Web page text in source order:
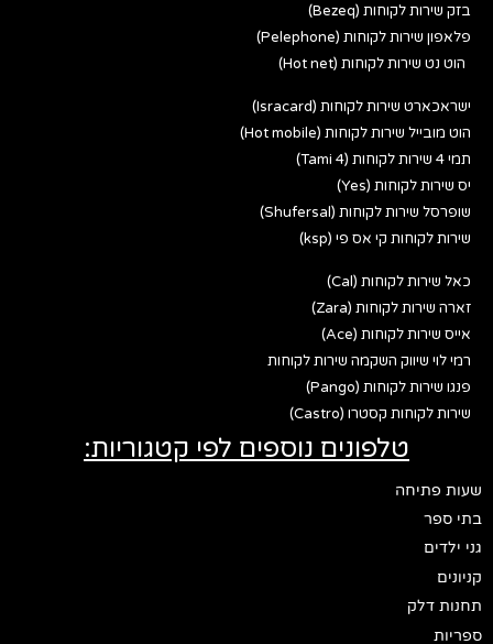
בזק שירות לקוחות (Bezeq)
פלאפון שירות לקוחות (Pelephone)
הוט נט שירות לקוחות (Hot net)
ישראכארט שירות לקוחות (Isracard)
הוט מובייל שירות לקוחות (Hot mobile)
תמי 4 שירות לקוחות (Tami 4)
יס שירות לקוחות (Yes)
שופרסל שירות לקוחות (Shufersal)
שירות לקוחות קי אס פי (ksp)
כאל שירות לקוחות (Cal)
זארה שירות לקוחות (Zara)
אייס שירות לקוחות (Ace)
רמי לוי שיווק השקמה שירות לקוחות
פנגו שירות לקוחות (Pango)
שירות לקוחות קסטרו (Castro)
טלפונים נוספים לפי קטגוריות:
שעות פתיחה
בתי ספר
גני ילדים
קניונים
תחנות דלק
ספריות